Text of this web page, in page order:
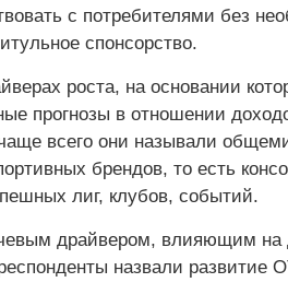
с потребителями без
спонсорство.
роста, на основании
прогнозы в отношении
всего они называли
брендов, то есть
лиг, клубов, событий.
драйвером, влияющим на
назвали развитие